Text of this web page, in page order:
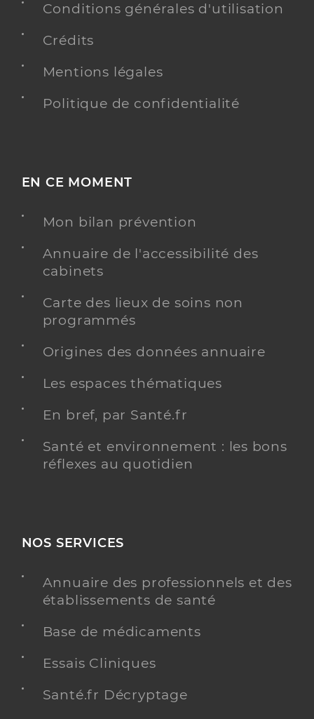
Conditions générales d'utilisation
Crédits
Mentions légales
Politique de confidentialité
EN CE MOMENT
Mon bilan prévention
Annuaire de l'accessibilité des
cabinets
Carte des lieux de soins non
programmés
Origines des données annuaire
Les espaces thématiques
En bref, par Santé.fr
Santé et environnement : les bons
réflexes au quotidien
NOS SERVICES
Annuaire des professionnels et des
établissements de santé
Base de médicaments
Essais Cliniques
Santé.fr Décryptage